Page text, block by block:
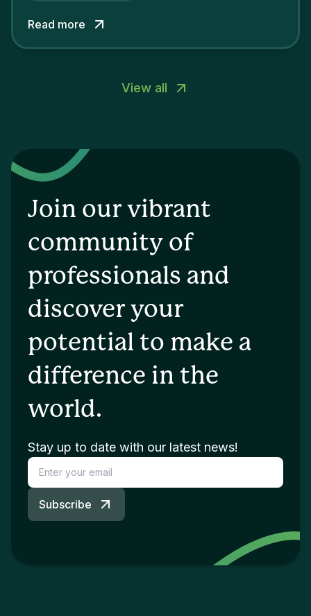
Read more
View all
Join our vibrant
community of
professionals and
discover your
potential to make a
difference in the
world.
Stay up to date with our latest news!
Subscribe